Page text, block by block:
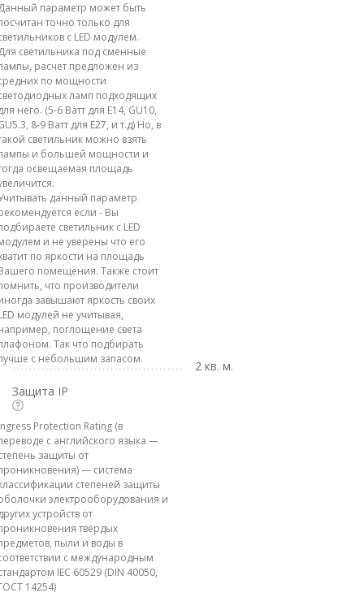
параметр может быть
точно только для
с LED модулем.
светильника под сменные
расчет предложен из
по мощности
ламп подходящих
него. (5-6 Ватт для E14, GU10,
8-9 Ватт для E27, и т.д) Но, в
светильник можно взять
и большей мощности и
освещаемая площадь
данный параметр
если - Вы
светильник с LED
и не уверены что его
по яркости на площадь
помещения. Также стоит
что производители
завышают яркость своих
модулей не учитывая,
поглощение света
Так что подбирать
с небольшим запасом.
2 кв. м.
Защита IP
Protection Rating (в
с английского языка —
защиты от
— система
степеней защиты
электрооборудования и
устройств от
твёрдых
пыли и воды в
с международным
IEC 60529 (DIN 40050,
14254)